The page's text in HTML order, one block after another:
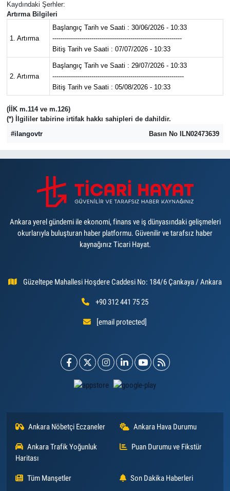
Kaydındaki Şerhler:
Artırma Bilgileri
1. Artırma
Başlangıç Tarih ve Saati : 30/06/2026 - 10:33
---------------------------------------------------------------
Bitiş Tarih ve Saati : 07/07/2026 - 10:33
2. Artırma
Başlangıç Tarih ve Saati : 29/07/2026 - 10:33
----------------------------------------------------------------
Bitiş Tarih ve Saati : 05/08/2026 - 10:33
(İİK m.114 ve m.126)
(*) İlgililer tabirine irtifak hakkı sahipleri de dahildir.
#ilangovtr
Basın No ILN02473639
Ankara yerel gündemi ile ekonomi, finans ve iş dünyasındaki gelişmeleri
okurlarıyla buluşturan haber platformu. Güvenilir ve tarafsız haber
kaynağınız Ticari Hayat.
Güzeltepe Mahallesi Hoşdere Caddesi No: 184/6 Çankaya / Ankara
+90 312 441 75 25
[email protected]
Ankara Nöbetçi Eczaneler Ankara Hava Durumu
Ankara Trafik Yoğunluk
Haritası
Puan Durumu ve Fikstür
Tüm Manşetler Son Dakika Haberleri